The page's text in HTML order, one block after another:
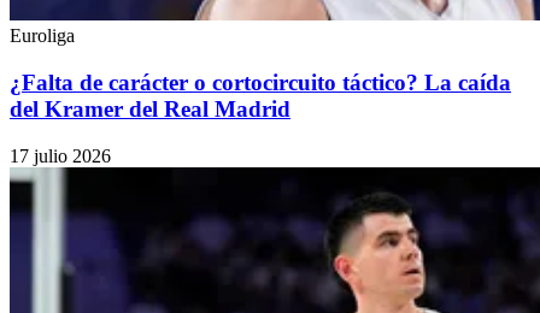
Euroliga
¿Falta de carácter o cortocircuito táctico? La caída
del Kramer del Real Madrid
17 julio 2026